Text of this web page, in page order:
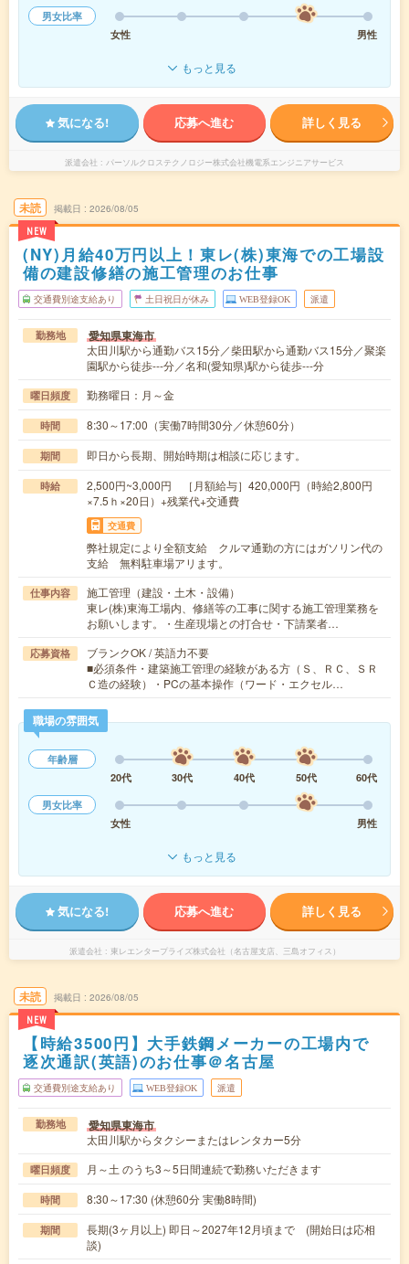
男女比率
女性
男性
もっと見る
気になる! 応募へ進む 詳しく見る
派遣会社 パーソルクロステクノロジー株式会社機電系エンジニアサービス
未読
NEW
掲載日 2026/08/05
(NY)月給40万円以上！東レ(株)東海での工場設
備の建設修繕の施工管理のお仕事
交通費別途支給あり 土日祝日が休み WEB登録OK 派遣
勤務地 愛知県東海市
太田川駅から通勤バス15分／柴田駅から通勤バス15分／聚楽
園駅から徒歩---分／名和(愛知県)駅から徒歩---分
曜日頻度 勤務曜日：月～金
時間 8:30～17:00（実働7時間30分／休憩60分）
期間 即日から長期、開始時期は相談に応じます。
時給
2,500円~3,000円 ［月額給与］420,000円（時給2,800円
×7.5ｈ×20日）+残業代+交通費
交通費
弊社規定により全額支給 クルマ通勤の方にはガソリン代の
支給 無料駐車場アリます。
仕事内容
施工管理（建設・土木・設備）
東レ(株)東海工場内、修繕等の工事に関する施工管理業務を
お願いします。・生産現場との打合せ・下請業者…
応募資格
ブランクOK / 英語力不要
■必須条件・建築施工管理の経験がある方（Ｓ、ＲＣ、ＳＲ
Ｃ造の経験）・PCの基本操作（ワード・エクセル…
職場の雰囲気
年齢層
20代
30代 40代 50代
60代
男女比率
女性
男性
もっと見る
気になる! 応募へ進む 詳しく見る
派遣会社 東レエンタープライズ株式会社（名古屋支店、三島オフィス）
未読
NEW
掲載日 2026/08/05
【時給3500円】大手鉄鋼メーカーの工場内で
逐次通訳(英語)のお仕事＠名古屋
交通費別途支給あり WEB登録OK 派遣
勤務地 愛知県東海市
太田川駅からタクシーまたはレンタカー5分
曜日頻度 月～土 のうち3～5日間連続で勤務いただきます
時間 8:30～17:30 (休憩60分 実働8時間)
期間
長期(3ヶ月以上) 即日～2027年12月頃まで (開始日は応相
談)